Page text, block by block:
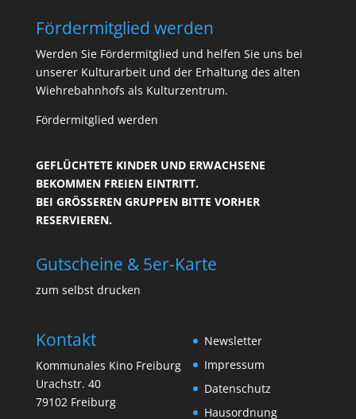
Fördermitglied werden
Werden Sie Fördermitglied und helfen Sie uns bei
unserer Kulturarbeit und der Erhaltung des alten
Wiehrebahnhofs als Kulturzentrum.
Fördermitglied werden
GEFLÜCHTETE KINDER UND ERWACHSENE
BEKOMMEN FREIEN EINTRITT.
BEI GRÖSSEREN GRUPPEN BITTE VORHER R
ESERVIEREN.
Gutscheine & 5er-Karte
zum selbst drucken
Kontakt
Kommunales Kino Freiburg
Urachstr. 40
79102 Freiburg
Newsletter
Impressum
Datenschutz
Hausordnung